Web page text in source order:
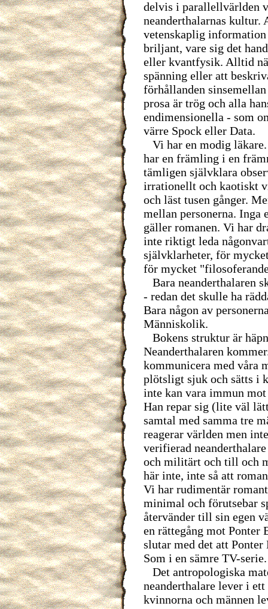
delvis i parallellvärlden
neanderthalarnas
vetenskaplig information
briljant, vare sig det
eller kvantfysik. Alltid
spänning eller att
förhållanden
prosa är trög och alla
endimensionella - som
värre Spock eller Data.
Vi har en modig
har en främling i en
tämligen självklara
irrationellt och kaotiskt
och läst tusen gånger.
mellan personerna. Inga
gäller romanen. Vi har
inte riktigt leda
självklarheter, för
för mycket
Bara neanderthalaren
- redan det skulle ha
Bara någon av
Människolik.
Bokens struktur är
Neanderthalaren
kommunicera med våra
plötsligt sjuk och sätts i
inte kan vara immun
Han repar sig (lite väl
samtal med samma tre
reagerar världen men
verifierad
och militärt och till och
här inte, inte så att
Vi har rudimentär
minimal och förutsebar
återvänder till sin egen
en rättegång mot Ponter
slutar med det att
Som i en sämre TV-serie.
Det antropologiska
neanderthalare lever i
kvinnorna och männen